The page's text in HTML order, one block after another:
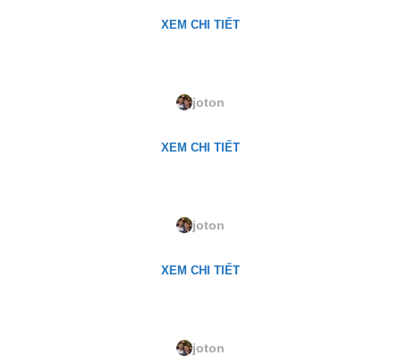
XEM CHI TIẾT
joton
XEM CHI TIẾT
joton
XEM CHI TIẾT
joton